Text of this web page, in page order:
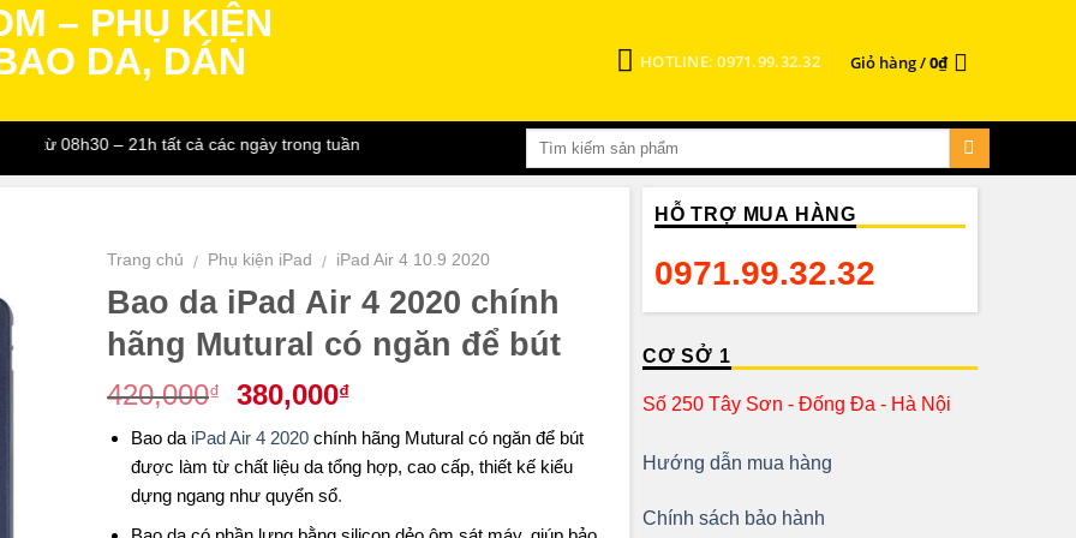
HOTLINE: 0971.99.32.32 Giỏ hàng /0₫
từ 08h30 – 21h tất cả các ngày trong tuần
Trang chủ / Phụ kiện iPad / iPad Air 4 10.9 2020
Bao da iPad Air 4 2020 chính
hãng Mutural có ngăn để bút
420,000₫
Giá
là:
420,000₫.
380,000₫Giá
tại
là:
Bao da iPad Air 4 2020chính hãng Mutural có ngăn để bút
được làm từ chất liệu da tổng hợp, cao cấp, thiết kế kiểu
dựng ngang như quyển sổ.
HỖ TRỢ MUA HÀNG
0971.99.32.32
CƠ SỞ 1
Số 250 Tây Sơn - Đống Đa - Hà Nội
Hướng dẫn mua hàng
Chính sách bảo hành